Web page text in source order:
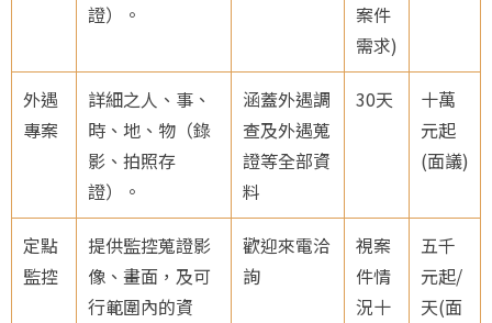
證）。
案件
需求)
外遇
專案
詳細之人、事、
時、地、物（錄
影、拍照存
證）。
涵蓋外遇調
查及外遇蒐
證等全部資
料
30天
十萬
元起
(面議)
定點
監控
提供監控蒐證影
像、畫面，及可
行範圍內的資
歡迎來電洽
詢
視案
件情
況十
五千
元起/
天(面